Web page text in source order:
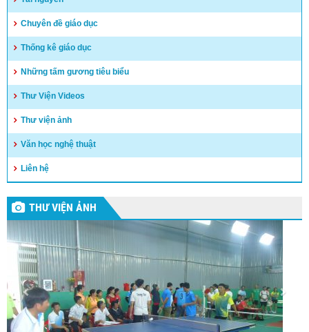
Chuyên đề giáo dục
Thống kê giáo dục
Những tấm gương tiêu biểu
Thư Viện Videos
Thư viện ảnh
Văn học nghệ thuật
Liên hệ
THƯ VIỆN ẢNH